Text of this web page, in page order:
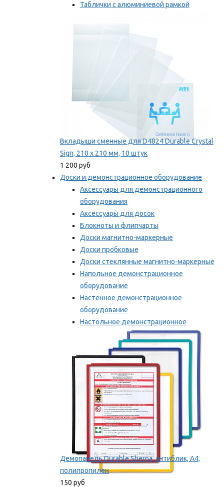
Таблички с алюминиевой рамкой
Вкладыши сменные для D4824 Durable Crystal
Sign, 210 x 210 мм, 10 штук
1 200 руб
Доски и демонстрационное оборудование
Аксессуары для демонстрационного
оборудования
Аксессуары для досок
Блокноты и флипчарты
Доски магнитно-маркерные
Доски пробковые
Доски стеклянные магнитно-маркерные
Напольное демонстрационное
оборудование
Настенное демонстрационное
оборудование
Настольное демонстрационное
оборудование
Мы рекомендуем
Демопанель Durable Sherpa, антиблик, А4,
полипропилен
150 руб